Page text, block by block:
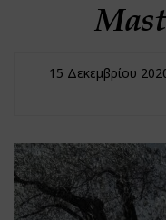
15 Δεκεμβρίου